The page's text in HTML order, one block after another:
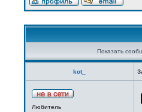
Показать
kot_
Любитель